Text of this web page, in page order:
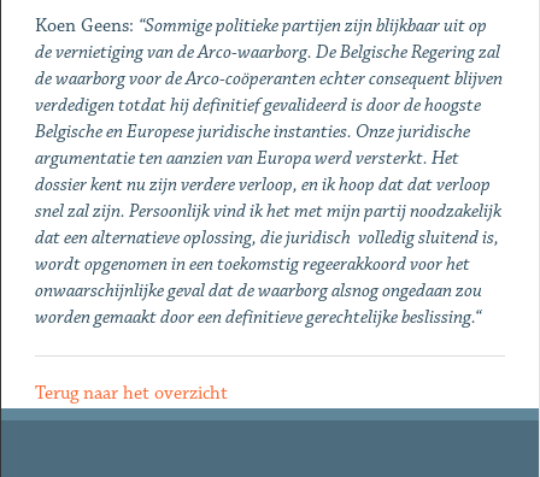
Koen Geens: “Sommige politieke partijen zijn blijkbaar uit op
de vernietiging van de Arco-waarborg. De Belgische Regering zal
de waarborg voor de Arco-coöperanten echter consequent blijven
verdedigen totdat hij definitief gevalideerd is door de hoogste
Belgische en Europese juridische instanties. Onze juridische
argumentatie ten aanzien van Europa werd versterkt. Het
dossier kent nu zijn verdere verloop, en ik hoop dat dat verloop
snel zal zijn. Persoonlijk vind ik het met mijn partij noodzakelijk
dat een alternatieve oplossing, die juridisch volledig sluitend is,
wordt opgenomen in een toekomstig regeerakkoord voor het
onwaarschijnlijke geval dat de waarborg alsnog ongedaan zou
worden gemaakt door een definitieve gerechtelijke beslissing.“
Terug naar het overzicht